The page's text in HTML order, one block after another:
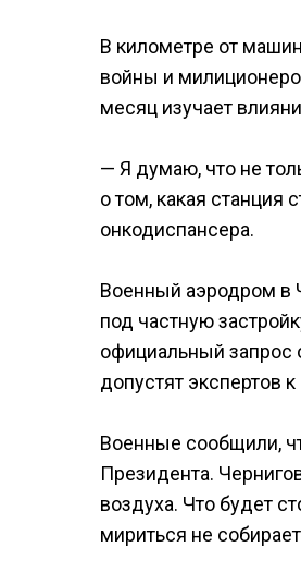
В километре от
войны и
месяц изучает
— Я думаю, что не
о том, какая станция
онкодиспансера.
Военный аэродром в
под частную
официальный запрос
допустят экспертов
Военные сообщили,
Президента.
воздуха. Что будет
мириться не